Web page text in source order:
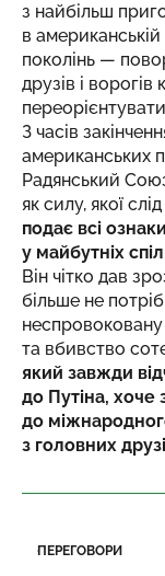
з найбільш
в американській
поколінь —
друзів і
З часів
американських
Радянський
як силу, якої
подає всі
у майбутніх
Він чітко дав
більше не
та вбивство
який завжди
до Путіна, хоче
до
з головних
ПЕРЕГОВОРИ